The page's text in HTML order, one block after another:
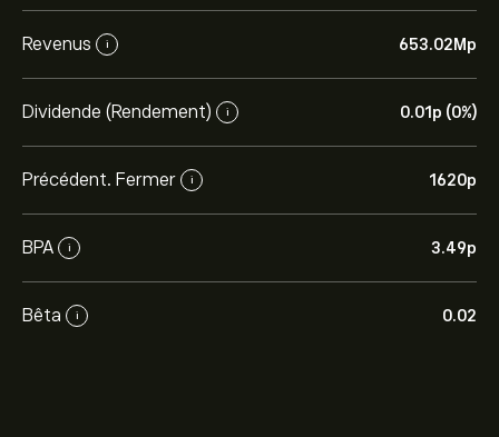
Revenus i 653.02M‎p‎
Dividende (Rendement) i 0.01‎p‎ (0%)
Précédent. Fermer i 1620‎p‎
BPA i 3.49‎p‎
Bêta i 0.02